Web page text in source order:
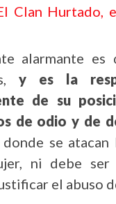
Clan Hurtado,
alarmante
y es la
de su
de odio y de
se
ni debe
el abuso